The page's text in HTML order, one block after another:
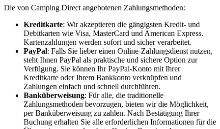
Die von Camping Direct angebotenen Zahlungsmethoden:
Kreditkarte: Wir akzeptieren die gängigsten Kredit- und
Debitkarten wie Visa, MasterCard und American Express.
Kartenzahlungen werden sofort und sicher verarbeitet.
PayPal: Falls Sie lieber einen Online-Zahlungsdienst nutzen,
steht Ihnen PayPal als praktische und sichere Option zur
Verfügung. Sie können Ihr PayPal-Konto mit Ihrer
Kreditkarte oder Ihrem Bankkonto verknüpfen und
Zahlungen einfach und schnell durchführen.
Banküberweisung: Für alle, die traditionelle
Zahlungsmethoden bevorzugen, bieten wir die Möglichkeit,
per Banküberweisung zu zahlen. Nach Bestätigung Ihrer
Buchung erhalten Sie alle erforderlichen Informationen für die